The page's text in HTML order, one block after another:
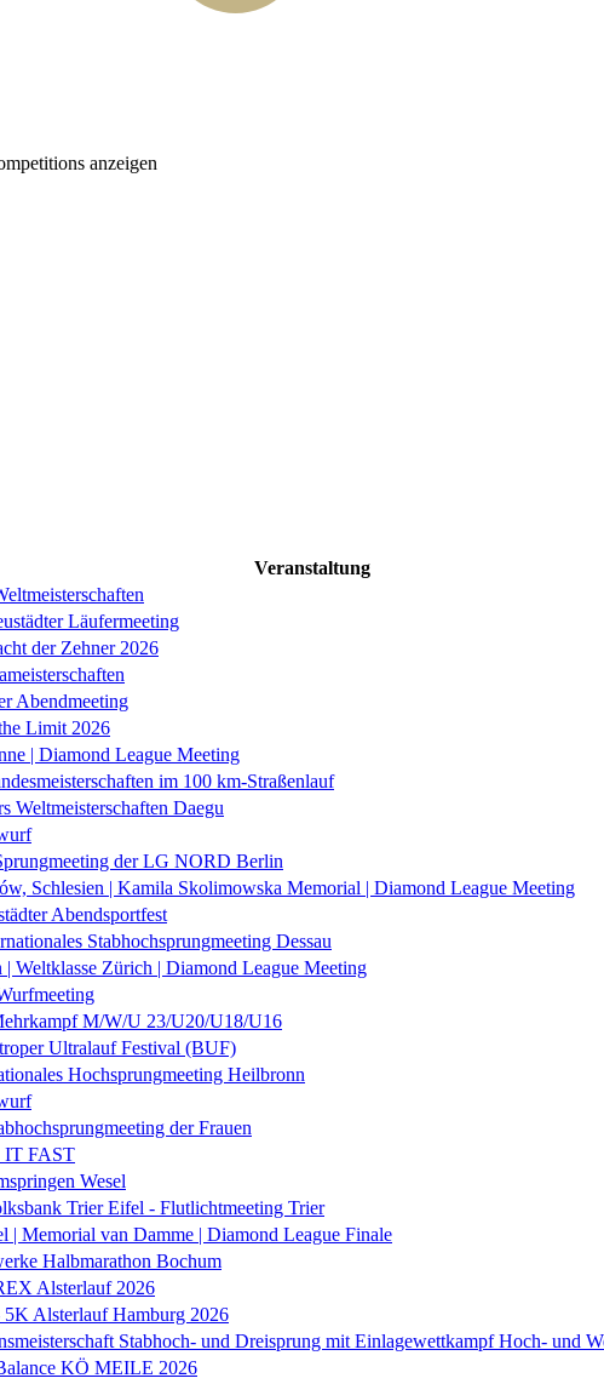
anzeigen
Veranstaltung
Läufermeeting
der Zehner 2026
Abendmeeting
Limit 2026
| Diamond League Meeting
im 100 km-Straßenlauf
Weltmeisterschaften Daegu
der LG NORD Berlin
Schlesien | Kamila Skolimowska Memorial | Diamond League Meeting
Abendsportfest
Stabhochsprungmeeting Dessau
| Weltklasse Zürich | Diamond League Meeting
M/W/U 23/U20/U18/U16
Ultralauf Festival (BUF)
Hochsprungmeeting Heilbronn
der Frauen
IT FAST
Wesel
Trier Eifel - Flutlichtmeeting Trier
| Memorial van Damme | Diamond League Finale
Halbmarathon Bochum
Alsterlauf 2026
Alsterlauf Hamburg 2026
Stabhoch- und Dreisprung mit Einlagewettkampf Hoch- und
KÖ MEILE 2026